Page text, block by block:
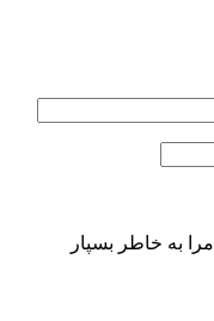
مرا به خاطر بسپار